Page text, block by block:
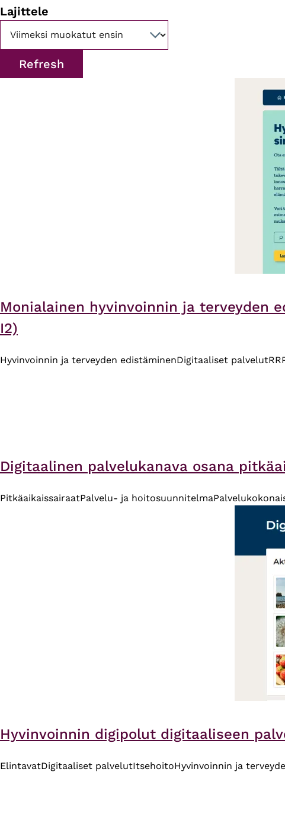
Lajittele
Monialainen hyvinvoinnin ja terveyden
I2)
Hyvinvoinnin ja terveyden edistäminenDigitaaliset palvelut
Digitaalinen palvelukanava osana
PitkäaikaissairaatPalvelu- ja hoitosuunnitelma
Hyvinvoinnin digipolut digitaaliseen
ElintavatDigitaaliset palvelutItsehoitoHyvinvoinnin ja